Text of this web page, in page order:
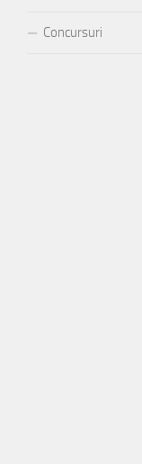
Concursuri